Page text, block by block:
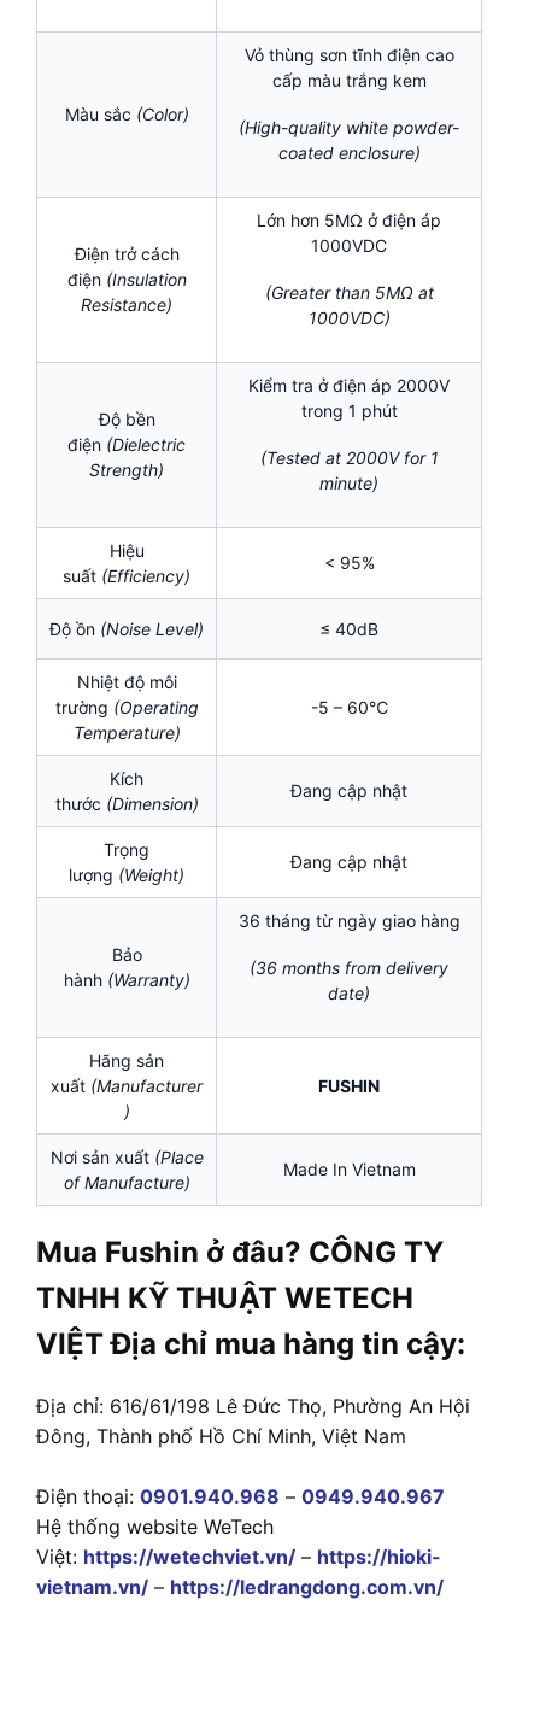
Màu sắc (Color)
Vỏ thùng sơn tĩnh điện cao
cấp màu trắng kem
(High-quality white powder-
coated enclosure)
Điện trở cách
điện(Insulation
Resistance)
Lớn hơn 5MΩ ở điện áp
1000VDC
(Greater than 5MΩ at
1000VDC)
Độ bền
điện (Dielectric
Strength)
Kiểm tra ở điện áp 2000V
trong 1 phút
(Tested at 2000V for 1
minute)
Hiệu
suất (Efficiency)
< 95%
Độ ồn (Noise Level) ≤ 40dB
Nhiệt độ môi
trường (Operating
Temperature)
-5 – 60℃
Kích
thước (Dimension)
Đang cập nhật
Trọng
lượng (Weight)
Đang cập nhật
Bảo
hành (Warranty)
36 tháng từ ngày giao hàng
(36 months from delivery
date)
Hãng sản
xuất (Manufacturer
)
FUSHIN
Nơi sản xuất (Place
of Manufacture)
Made In Vietnam
Mua Fushin ở đâu? CÔNG TY
TNHH KỸ THUẬT WETECH
VIỆT Địa chỉ mua hàng tin cậy:
Địa chỉ: 616/61/198 Lê Đức Thọ, Phường An Hội
Đông, Thành phố Hồ Chí Minh, Việt Nam
Điện thoại: 0901.940.968 – 0949.940.967
Hệ thống website WeTech
Việt: https://wetechviet.vn/ – https://hioki-
vietnam.vn/ – https://ledrangdong.com.vn/